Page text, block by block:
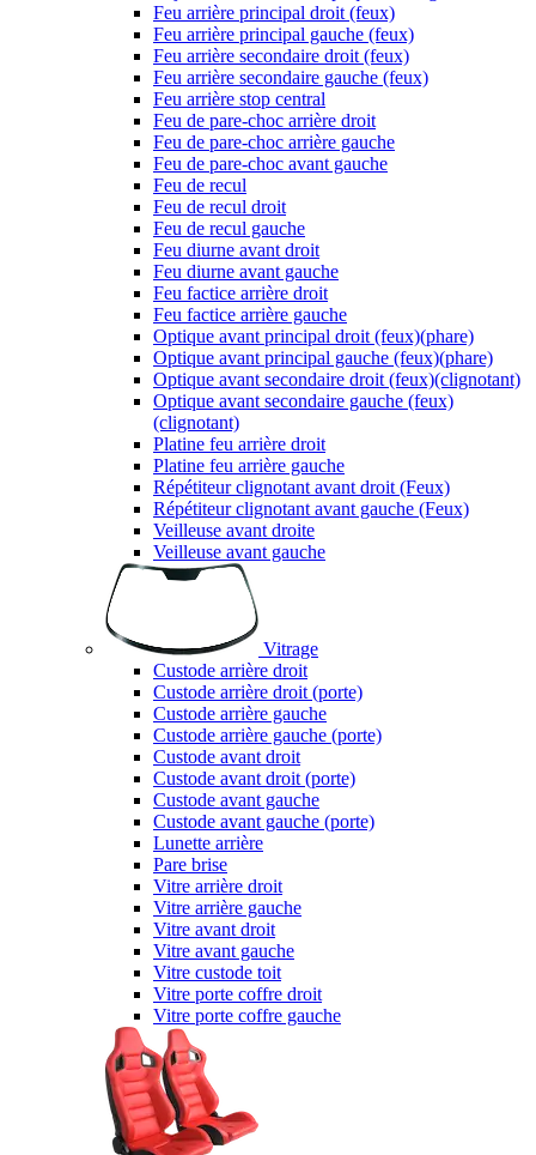
Feu arrière principal droit (feux)
Feu arrière principal gauche (feux)
Feu arrière secondaire droit (feux)
Feu arrière secondaire gauche (feux)
Feu arrière stop central
Feu de pare-choc arrière droit
Feu de pare-choc arrière gauche
Feu de pare-choc avant gauche
Feu de recul
Feu de recul droit
Feu de recul gauche
Feu diurne avant droit
Feu diurne avant gauche
Feu factice arrière droit
Feu factice arrière gauche
Optique avant principal droit (feux)(phare)
Optique avant principal gauche (feux)(phare)
Optique avant secondaire droit (feux)(clignotant)
Optique avant secondaire gauche (feux)
(clignotant)
Platine feu arrière droit
Platine feu arrière gauche
Répétiteur clignotant avant droit (Feux)
Répétiteur clignotant avant gauche (Feux)
Veilleuse avant droite
Veilleuse avant gauche
Vitrage
Custode arrière droit
Custode arrière droit (porte)
Custode arrière gauche
Custode arrière gauche (porte)
Custode avant droit
Custode avant droit (porte)
Custode avant gauche
Custode avant gauche (porte)
Lunette arrière
Pare brise
Vitre arrière droit
Vitre arrière gauche
Vitre avant droit
Vitre avant gauche
Vitre custode toit
Vitre porte coffre droit
Vitre porte coffre gauche